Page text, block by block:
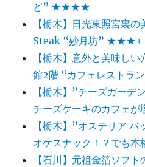
ど” ★★★★
【栃木】日光東照宮裏
Steak “妙月坊” ★★★+
【栃木】意外と美味し
館2階 “カフェレスト
【栃木】”チーズガーデ
チーズケーキのカフェが
【栃木】”オステリア
オケスナック！？でも
【石川】元祖金箔ソフ